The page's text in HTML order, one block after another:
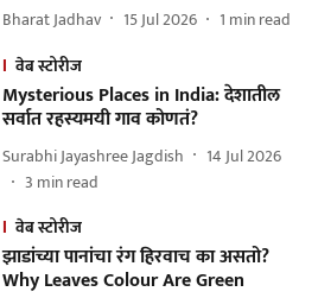
Bharat Jadhav 15 Jul 2026 1 min read
वेब स्टोरीज
Mysterious Places in India: देशातील
सर्वात रहस्यमयी गाव कोणतं?
Surabhi Jayashree Jagdish
14 Jul 2026
3 min read
वेब स्टोरीज
झाडांच्या पानांचा रंग हिरवाच का असतो?
Why Leaves Colour Are Green